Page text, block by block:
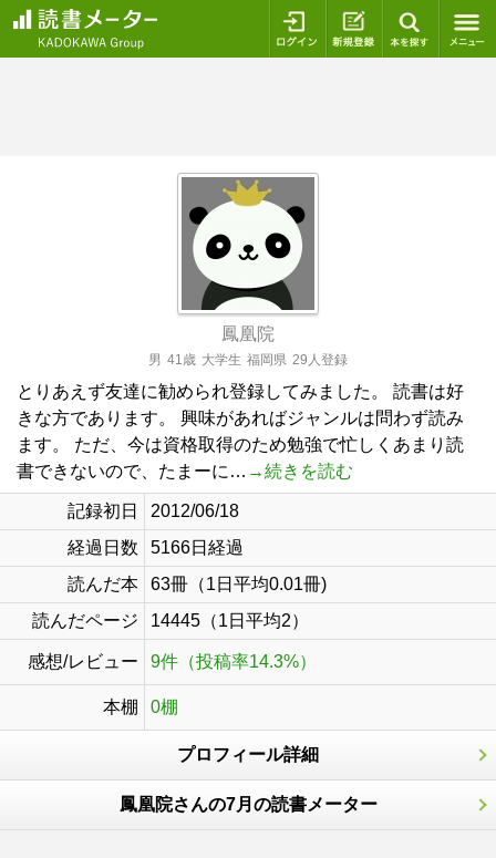
ログイン 新規登録
鳳凰院
男 41歳 大学生 福岡県 29人登録
とりあえず友達に勧められ登録してみました。 読書は好
きな方であります。 興味があればジャンルは問わず読み
ます。 ただ、今は資格取得のため勉強で忙しくあまり読
書できないので、たまーに… →続きを読む
記録初日
2012/06/18
経過日数
5166日経過
読んだ本
63冊（1日平均0.01冊)
読んだページ
14445（1日平均2）
感想/レビュー 9件（投稿率14.3%）
本棚 0棚
プロフィール詳細
鳳凰院さんの7月の読書メーター